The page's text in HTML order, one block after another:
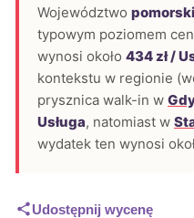
Województwo
typowym poziomem
wynosi około 434 zł /
kontekstu w regionie
prysznica walk-in w
Usługa, natomiast w
wydatek ten wynosi
Udostępnij wycenę